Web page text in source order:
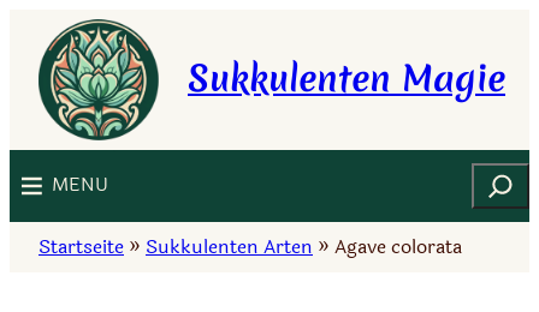
Inhalt
springen
Sukkulenten Magie
MENU Suchen
Startseite » Sukkulenten Arten » Agave colorata